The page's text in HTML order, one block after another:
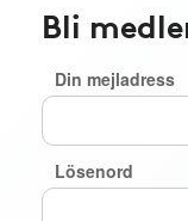
Bli
Din mejladress
Lösenord